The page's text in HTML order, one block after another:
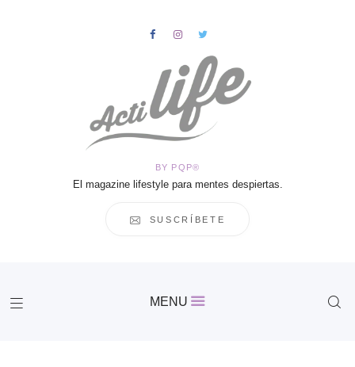
BY PQP®
El magazine lifestyle para mentes despiertas.
SUSCRÍBETE
MENU
HOME
Salud